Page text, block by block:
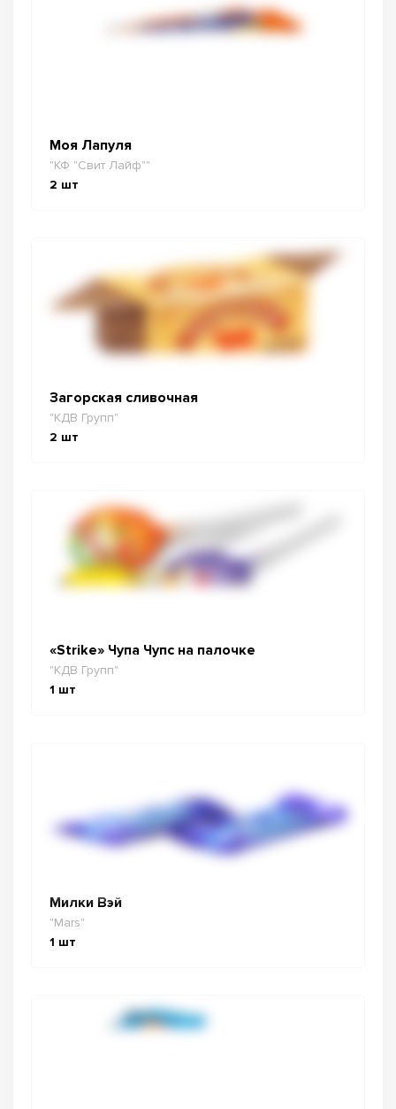
Моя Лапуля
"КФ "Свит Лайф""
2 шт
Загорская сливочная
"КДВ Групп"
2 шт
«Strike» Чупа Чупс на палочке
"КДВ Групп"
1 шт
Милки Вэй
"Mars"
1 шт